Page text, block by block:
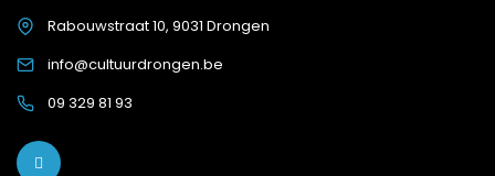
Rabouwstraat 10, 9031 Drongen
info@cultuurdrongen.be
09 329 81 93